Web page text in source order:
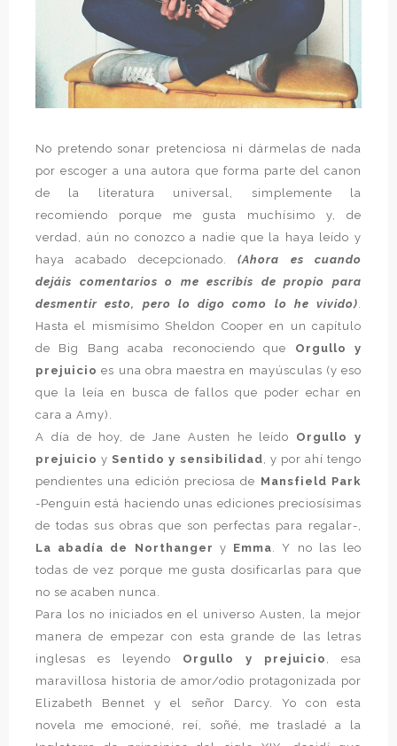
No pretendo sonar pretenciosa ni dármelas de nada
por escoger a una autora que forma parte del canon
de la literatura universal, simplemente la
recomiendo porque me gusta muchísimo y, de
verdad, aún no conozco a nadie que la haya leído y
haya acabado decepcionado.(Ahora es cuando
dejáis comentarios o me escribís de propio para
desmentir esto, pero lo digo como lo he vivido)
Hasta el mismísimo Sheldon Cooper en un capítulo
de Big Bang acaba reconociendo que Orgullo y
prejuicioes una obra maestra en mayúsculas (y eso
que la leía en busca de fallos que poder echar en
cara a Amy).
A día de hoy, de Jane Austen he leído Orgullo y
prejuicio ySentido y sensibilidad , y por ahí tengo
pendientes una edición preciosa de Mansfield Park
-Penguin está haciendo unas ediciones preciosísimas
de todas sus obras que son perfectas para regalar-,
La abadía de Northanger y Emma . Y no las leo
todas de vez porque me gusta dosificarlas para que
no se acaben nunca.
Para los no iniciados en el universo Austen, la mejor
manera de empezar con esta grande de las letras
inglesas es leyendo Orgullo y prejuicio
, esa
maravillosa historia de amor/odio protagonizada por
Elizabeth Bennet y el señor Darcy. Yo con esta
novela me emocioné, reí, soñé, me trasladé a la